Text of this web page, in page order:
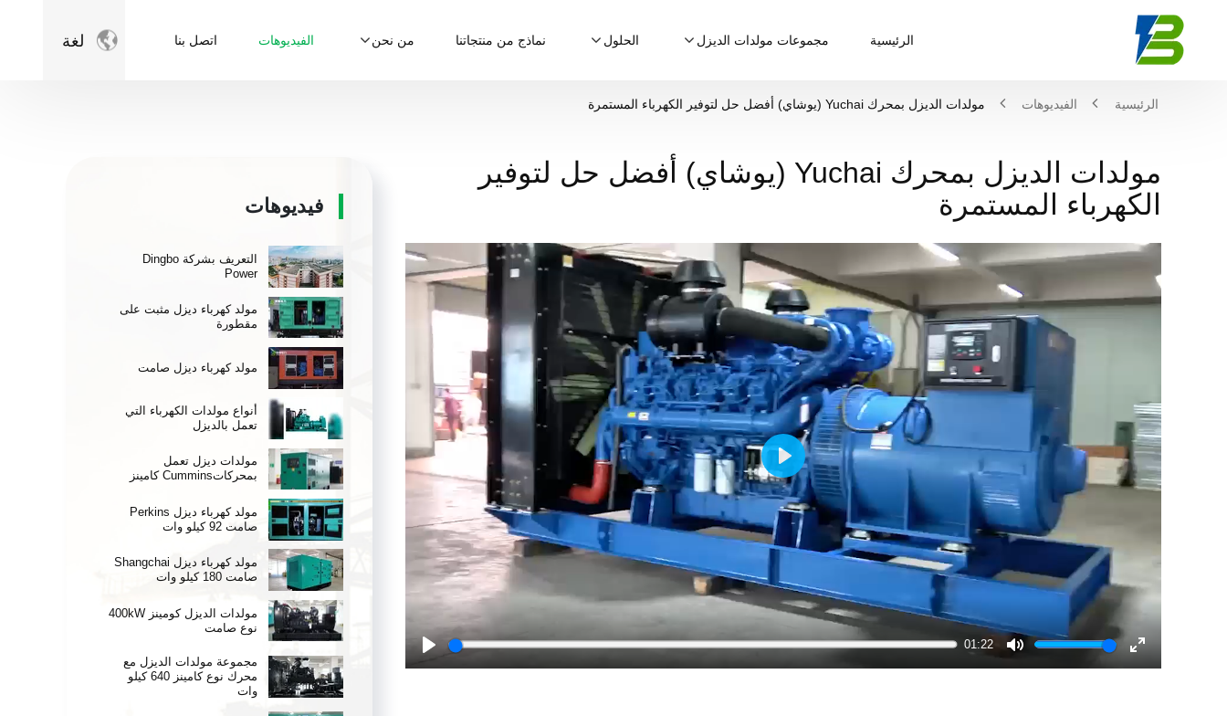
 لغة الرئيسية مجموعات مولدات الديزل الحلول نماذج من منتجاتنا من نحن الفيديوهات اتصل بنا
الرئيسية الفيديوهات مولدات الديزل بمحرك Yuchai (يوشاي) أفضل حل لتوفير الكهرباء المستمرة
مولدات الديزل بمحرك Yuchai (يوشاي) أفضل حل لتوفير
الكهرباء المستمرة
01:22
Play
فيديوهات
التعريف بشركة Dingbo
Power
مولد كهرباء ديزل مثبت على
مقطورة
مولد كهرباء ديزل صامت
أنواع مولدات الكهرباء التي
تعمل بالديزل
مولدات ديزل تعمل
بمحركاتCummins كامينز
مولد كهرباء ديزل Perkins
صامت 92 كيلو وات
مولد كهرباء ديزل Shangchai
صامت 180 كيلو وات
مولدات الديزل كومينز 400kW
نوع صامت
مجموعة مولدات الديزل مع
محرك نوع كامينز 640 كيلو
وات